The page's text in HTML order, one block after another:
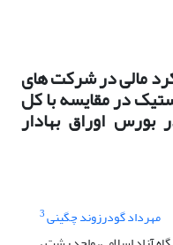
مالی در شرکت های
در مقایسه با کل
اوراق بهادار
مهرداد گودرزوند چگینی3